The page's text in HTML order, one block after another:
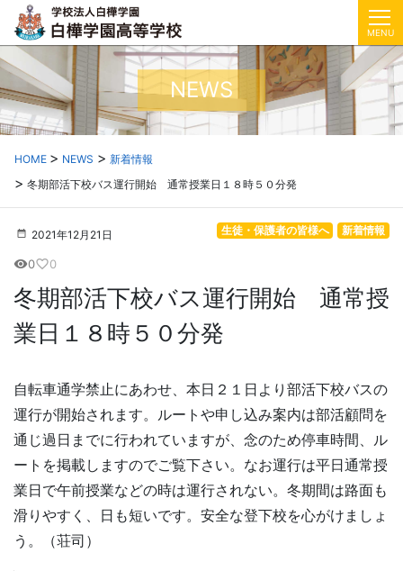
MENU
NEWS
HOME NEWS
新着情報
冬期部活下校バス運行開始 通常授業日１８時５０分発
2021年12月21日 新着情報
生徒・保護者の皆様へ
visibility0favorite_border0
冬期部活下校バス運行開始 通常授
業日１８時５０分発
自転車通学禁止にあわせ、本日２１日より部活下校バスの
運行が開始されます。ルートや申し込み案内は部活顧問を
通じ過日までに行われていますが、念のため停車時間、ル
ートを掲載しますのでご覧下さい。なお運行は平日通常授
業日で午前授業などの時は運行されない。冬期間は路面も
滑りやすく、日も短いです。安全な登下校を心がけましょ
う。（荘司）